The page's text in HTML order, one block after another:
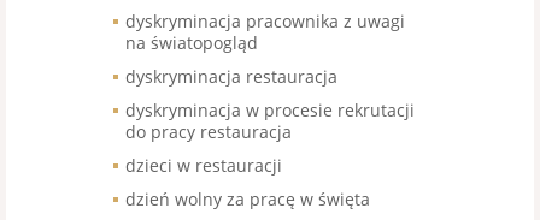
dyskryminacja pracownika z uwagi
na światopogląd
dyskryminacja restauracja
dyskryminacja w procesie rekrutacji
do pracy restauracja
dzieci w restauracji
dzień wolny za pracę w święta